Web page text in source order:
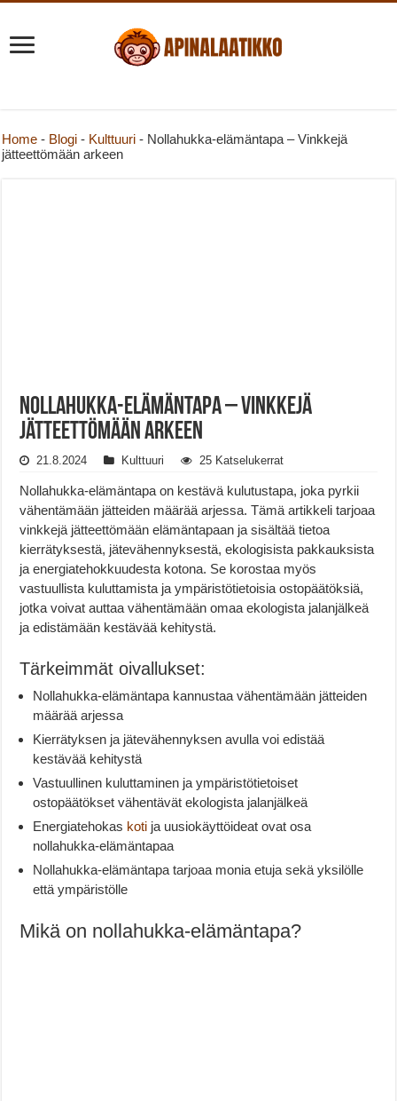
Home - Blogi - Kulttuuri - Nollahukka-elämäntapa – Vinkkejä
jätteettömään arkeen
Nollahukka-elämäntapa – Vinkkejä
jätteettömään arkeen
21.8.2024 Kulttuuri 25 Katselukerrat
Nollahukka-elämäntapa on kestävä kulutustapa, joka pyrkii
vähentämään jätteiden määrää arjessa. Tämä artikkeli tarjoaa
vinkkejä jätteettömään elämäntapaan ja sisältää tietoa
kierrätyksestä, jätevähennyksestä, ekologisista pakkauksista
ja energiatehokkuudesta kotona. Se korostaa myös
vastuullista kuluttamista ja ympäristötietoisia ostopäätöksiä,
jotka voivat auttaa vähentämään omaa ekologista jalanjälkeä
ja edistämään kestävää kehitystä.
Tärkeimmät oivallukset:
Nollahukka-elämäntapa kannustaa vähentämään jätteiden
määrää arjessa
Kierrätyksen ja jätevähennyksen avulla voi edistää
kestävää kehitystä
Vastuullinen kuluttaminen ja ympäristötietoiset
ostopäätökset vähentävät ekologista jalanjälkeä
Energiatehokas koti ja uusiokäyttöideat ovat osa
nollahukka-elämäntapaa
Nollahukka-elämäntapa tarjoaa monia etuja sekä yksilölle
että ympäristölle
Mikä on nollahukka-elämäntapa?